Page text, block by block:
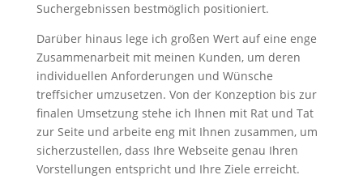
Suchergebnissen bestmöglich positioniert.
Darüber hinaus lege ich großen Wert auf eine enge
Zusammenarbeit mit meinen Kunden, um deren
individuellen Anforderungen und Wünsche
treffsicher umzusetzen. Von der Konzeption bis zur
finalen Umsetzung stehe ich Ihnen mit Rat und Tat
zur Seite und arbeite eng mit Ihnen zusammen, um
sicherzustellen, dass Ihre Webseite genau Ihren
Vorstellungen entspricht und Ihre Ziele erreicht.